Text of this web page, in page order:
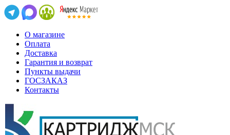
О магазине
Оплата
Доставка
Гарантия и возврат
Пункты выдачи
ГОСЗАКАЗ
Контакты